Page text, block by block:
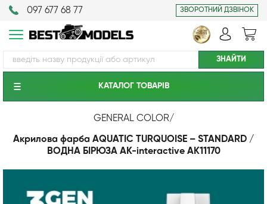
097 677 68 77 ЗВОРОТНИЙ ДЗВІНОК
КАТАЛОГ ТОВАРIВ
GENERAL COLOR/
Акрилова фарба AQUATIC TURQUOISE – STANDARD /
ВОДНА БІРЮЗА AK-interactive AK11170